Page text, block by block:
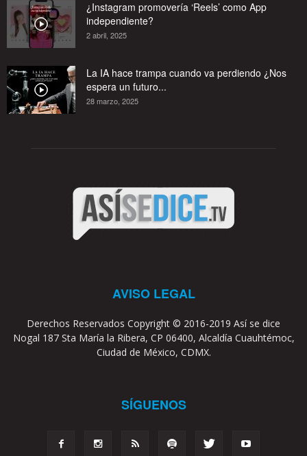
¿Instagram promovería ‘Reels’ como App
independiente?
2 abril, 2025
La IA hace trampa cuando va perdiendo ¿Nos
espera un futuro...
28 marzo, 2025
AVISO LEGAL
Derechos Reservados Copyright © 2016-2019 Así se dice
Nogal 187 Sta María la Ribera, CP 06400, Alcaldía Cuauhtémoc,
Ciudad de México, CDMX.
SÍGUENOS